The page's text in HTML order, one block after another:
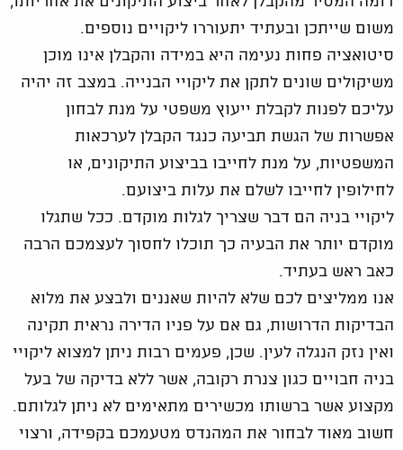
משום שייתכן ובעתיד יתעוררו ליקויים נוספים.
סיטואציה פחות נעימה היא במידה והקבלן אינו מוכן
משיקולים שונים לתקן את ליקויי הבנייה. במצב זה יהיה
עליכם לפנות לקבלת ייעוץ משפטי על מנת לבחון
אפשרות של הגשת תביעה כנגד הקבלן לערכאות
המשפטיות, על מנת לחייבו בביצוע התיקונים, או
לחילופין לחייבו לשלם את עלות ביצועם.
ליקויי בניה הם דבר שצריך לגלות מוקדם. ככל שתגלו
מוקדם יותר את הבעיה כך תוכלו לחסוך לעצמכם הרבה
כאב ראש בעתיד.
אנו ממליצים לכם שלא להיות שאננים ולבצע את מלוא
הבדיקות הדרושות, גם אם על פניו הדירה נראית תקינה
ואין נזק הנגלה לעין. שכן, פעמים רבות ניתן למצוא ליקויי
בניה חבויים כגון צנרת רקובה, אשר ללא בדיקה של בעל
מקצוע אשר ברשותו מכשירים מתאימים לא ניתן לגלותם.
חשוב מאוד לבחור את המהנדס מטעמכם בקפידה, ורצוי